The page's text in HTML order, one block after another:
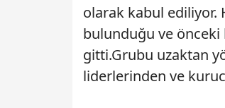
olarak kabul ediliyor.
bulunduğu ve
gitti.Grubu uzaktan
liderlerinden ve